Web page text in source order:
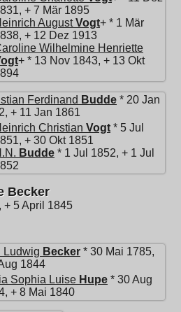
+ 7 Mär 1895
August Vogt+ * 1 Mär
+ 12 Dez 1913
Wilhelmine Henriette
+ * 13 Nov 1843, + 13 Okt
Ferdinand Budde * 20 Jan
+ 11 Jan 1861
Christian Vogt * 5 Jul
+ 30 Okt 1851
Budde * 1 Jul 1852, + 1 Jul
Becker
+ 5 April 1845
Ludwig Becker * 30 Mai 1785,
1844
Sophia Luise Hupe * 30 Aug
+ 8 Mai 1840